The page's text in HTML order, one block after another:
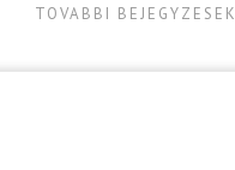
TOVABBI BEJEGYZESEK